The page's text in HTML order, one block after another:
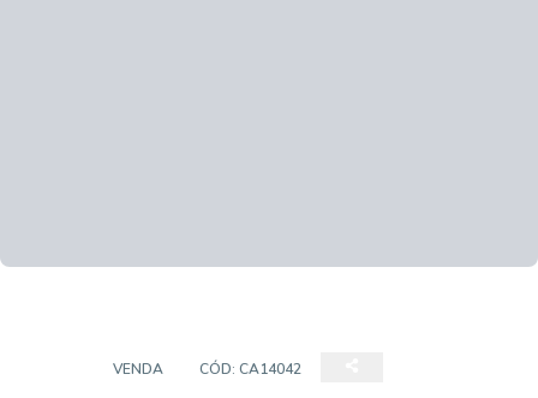
VENDA CÓD: CA14042